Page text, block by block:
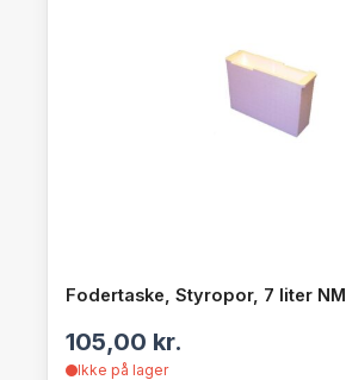
Fodertaske, Styropor, 7 liter NM
105,00 kr.
Ikke på lager